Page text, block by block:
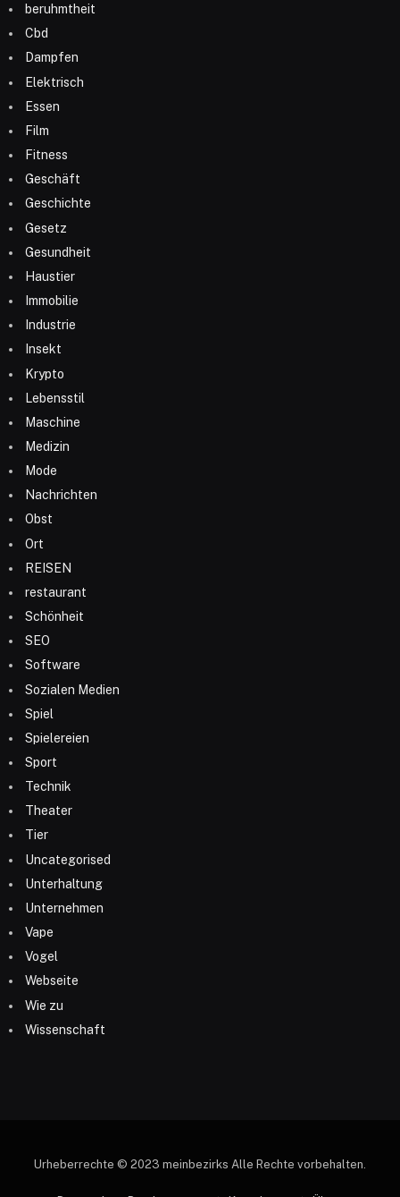
beruhmtheit
Cbd
Dampfen
Elektrisch
Essen
Film
Fitness
Geschäft
Geschichte
Gesetz
Gesundheit
Haustier
Immobilie
Industrie
Insekt
Krypto
Lebensstil
Maschine
Medizin
Mode
Nachrichten
Obst
Ort
REISEN
restaurant
Schönheit
SEO
Software
Sozialen Medien
Spiel
Spielereien
Sport
Technik
Theater
Tier
Uncategorised
Unterhaltung
Unternehmen
Vape
Vogel
Webseite
Wie zu
Wissenschaft
Urheberrechte © 2023 meinbezirks Alle Rechte vorbehalten.